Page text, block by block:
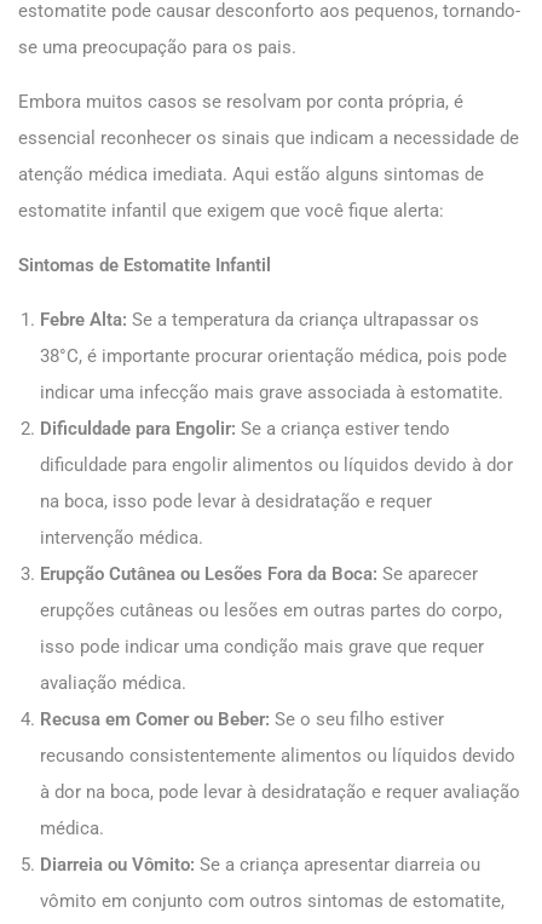
estomatite pode causar desconforto aos pequenos, tornando-
se uma preocupação para os pais.
Embora muitos casos se resolvam por conta própria, é
essencial reconhecer os sinais que indicam a necessidade de
atenção médica imediata. Aqui estão alguns sintomas de
estomatite infantil que exigem que você fique alerta:
Sintomas de Estomatite Infantil
Febre Alta: Se a temperatura da criança ultrapassar os
38°C, é importante procurar orientação médica, pois pode
indicar uma infecção mais grave associada à estomatite.
Dificuldade para Engolir: Se a criança estiver tendo
dificuldade para engolir alimentos ou líquidos devido à dor
na boca, isso pode levar à desidratação e requer
intervenção médica.
Erupção Cutânea ou Lesões Fora da Boca: Se aparecer
erupções cutâneas ou lesões em outras partes do corpo,
isso pode indicar uma condição mais grave que requer
avaliação médica.
Recusa em Comer ou Beber: Se o seu filho estiver
recusando consistentemente alimentos ou líquidos devido
à dor na boca, pode levar à desidratação e requer avaliação
médica.
Diarreia ou Vômito: Se a criança apresentar diarreia ou
vômito em conjunto com outros sintomas de estomatite,